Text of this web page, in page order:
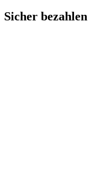
Sicher bezahlen